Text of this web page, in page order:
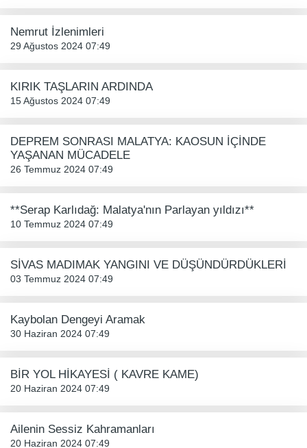
Nemrut İzlenimleri
29 Ağustos 2024 07:49
KIRIK TAŞLARIN ARDINDA
15 Ağustos 2024 07:49
DEPREM SONRASI MALATYA: KAOSUN İÇİNDE
YAŞANAN MÜCADELE
26 Temmuz 2024 07:49
**Serap Karlıdağ: Malatya'nın Parlayan yıldızı**
10 Temmuz 2024 07:49
SİVAS MADIMAK YANGINI VE DÜŞÜNDÜRDÜKLERİ
03 Temmuz 2024 07:49
Kaybolan Dengeyi Aramak
30 Haziran 2024 07:49
BİR YOL HİKAYESİ ( KAVRE KAME)
20 Haziran 2024 07:49
Ailenin Sessiz Kahramanları
20 Haziran 2024 07:49